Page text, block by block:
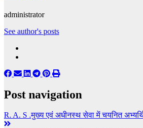
administrator
See author's posts
Post navigation
R. A. S .मुख्य एवं अधीनस्थ सेवा में चयनित